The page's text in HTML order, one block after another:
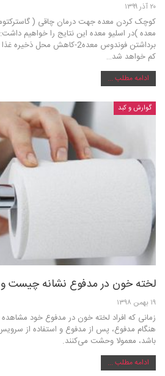
۲۰ آذر ۱۳۹۹
کوچک کردن معده جهت درمان چاقی (
برداشتن فوندوس معده2-کاهش
کم خواهد شد…
ادامه مطلب ...
گوارش و کبد
لخته خون در مدفوع نشانه چیست و
۱۹ بهمن ۱۳۹۸
زمانی که افراد لخته خون در مدفوع خود
هنگام مدفوع، پس از مدفوع و استفاده از
باشد، معمولا وحشت می‌کنند.
ادامه مطلب ...